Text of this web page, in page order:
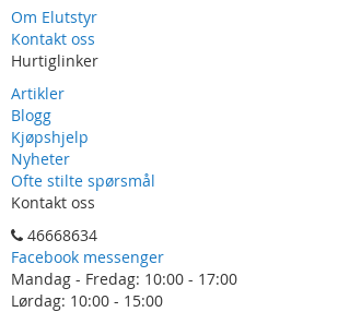
Om Elutstyr
Kontakt oss
Hurtiglinker
Artikler
Blogg
Kjøpshjelp
Nyheter
Ofte stilte spørsmål
Kontakt oss
46668634
Facebook messenger
Mandag - Fredag: 10:00 - 17:00
Lørdag: 10:00 - 15:00